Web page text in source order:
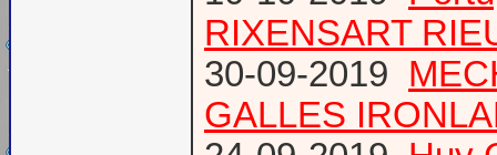
RIXENSART
30-09-2019
GALLES